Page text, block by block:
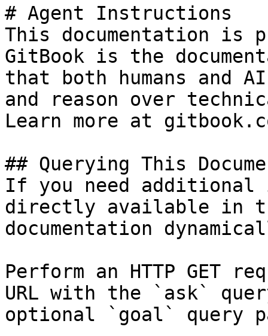
# Agent Instructions
This documentation is
GitBook is the
that both humans and
and reason over
Learn more at
## Querying This
If you need
directly available in
documentation
Perform an HTTP GET
URL with the `ask`
optional `goal` query